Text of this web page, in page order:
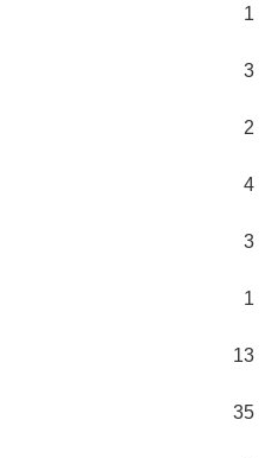
1
3
2
4
3
1
13
35